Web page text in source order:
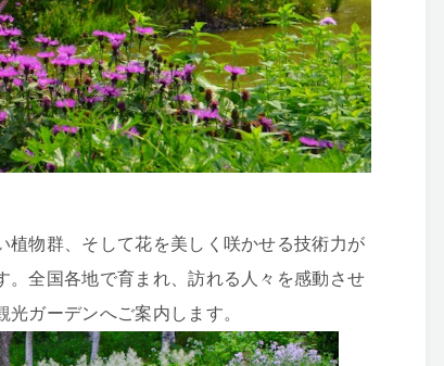
植物群、そして花を美しく咲かせる技術力が
全国各地で育まれ、訪れる人々を感動させ
ガーデンへご案内します。